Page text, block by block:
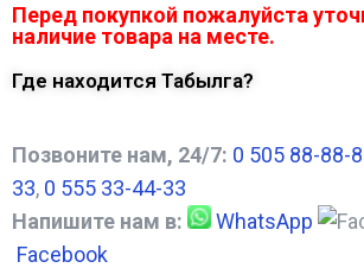
Перед покупкой пожалуйста
наличие товара на месте.
Где находится Табылга?
Позвоните нам, 24/7: 0 505 88-88-
33, 0 555 33-44-33
Напишите нам в:
WhatsApp
Facebook